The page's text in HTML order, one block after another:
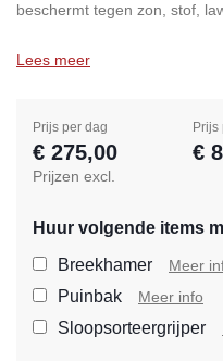
beschermt tegen zon, stof,
Lees meer
Prijs per dag
€ 275,00
Prijs
€
Prijzen excl.
Huur volgende items
Breekhamer Meer
Puinbak Meer info
Sloopsorteergrijper